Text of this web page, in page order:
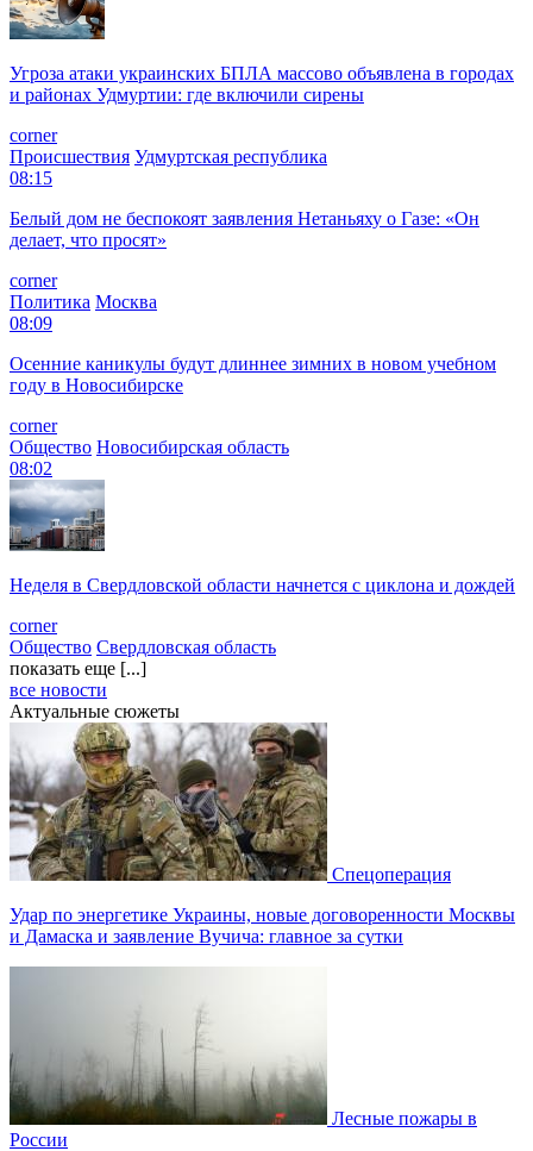
Угроза атаки украинских БПЛА массово объявлена в городах
и районах Удмуртии: где включили сирены
corner
Происшествия Удмуртская республика
08:15
Белый дом не беспокоят заявления Нетаньяху о Газе: «Он
делает, что просят»
corner
Политика Москва
08:09
Осенние каникулы будут длиннее зимних в новом учебном
году в Новосибирске
corner
Общество Новосибирская область
08:02
Неделя в Свердловской области начнется с циклона и дождей
corner
Общество Свердловская область
показать еще [...]
все новости
Актуальные сюжеты
Спецоперация
Удар по энергетике Украины, новые договоренности Москвы
и Дамаска и заявление Вучича: главное за сутки
Лесные пожары в
России